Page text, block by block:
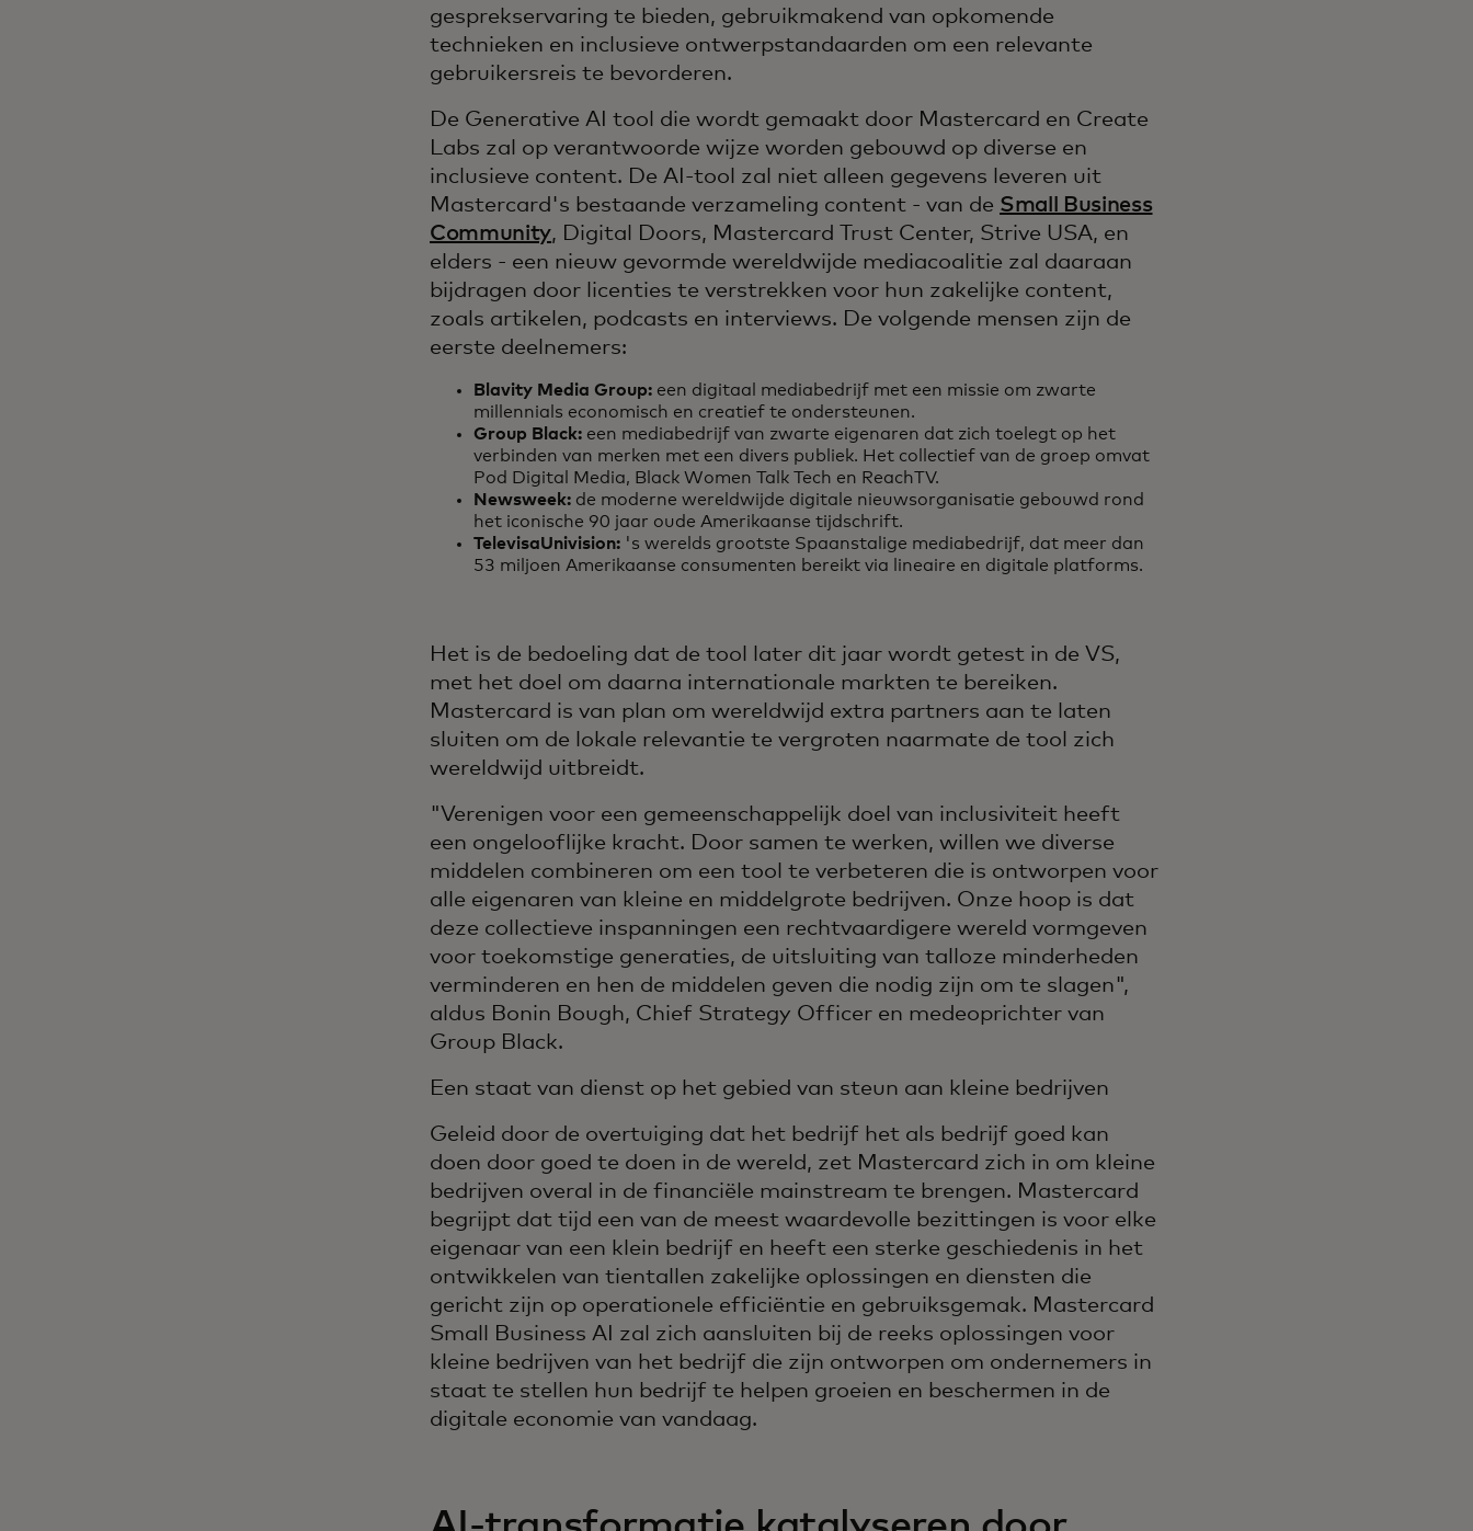
gesprekservaring te bieden, gebruikmakend van opkomende
technieken en inclusieve ontwerpstandaarden om een relevante
gebruikersreis te bevorderen.
De Generative AI tool die wordt gemaakt door Mastercard en Create
Labs zal op verantwoorde wijze worden gebouwd op diverse en
inclusieve content. De AI-tool zal niet alleen gegevens leveren uit
Mastercard's bestaande verzameling content - van de Small Business
Community, Digital Doors, Mastercard Trust Center, Strive USA, en
elders - een nieuw gevormde wereldwijde mediacoalitie zal daaraan
bijdragen door licenties te verstrekken voor hun zakelijke content,
zoals artikelen, podcasts en interviews. De volgende mensen zijn de
eerste deelnemers:
Blavity Media Group: een digitaal mediabedrijf met een missie om zwarte
millennials economisch en creatief te ondersteunen.
Group Black: een mediabedrijf van zwarte eigenaren dat zich toelegt op het
verbinden van merken met een divers publiek. Het collectief van de groep omvat
Pod Digital Media, Black Women Talk Tech en ReachTV.
Newsweek: de moderne wereldwijde digitale nieuwsorganisatie gebouwd rond
het iconische 90 jaar oude Amerikaanse tijdschrift.
TelevisaUnivision: 's werelds grootste Spaanstalige mediabedrijf, dat meer dan
53 miljoen Amerikaanse consumenten bereikt via lineaire en digitale platforms.
Het is de bedoeling dat de tool later dit jaar wordt getest in de VS,
met het doel om daarna internationale markten te bereiken.
Mastercard is van plan om wereldwijd extra partners aan te laten
sluiten om de lokale relevantie te vergroten naarmate de tool zich
wereldwijd uitbreidt.
"Verenigen voor een gemeenschappelijk doel van inclusiviteit heeft
een ongelooflijke kracht. Door samen te werken, willen we diverse
middelen combineren om een tool te verbeteren die is ontworpen voor
alle eigenaren van kleine en middelgrote bedrijven. Onze hoop is dat
deze collectieve inspanningen een rechtvaardigere wereld vormgeven
voor toekomstige generaties, de uitsluiting van talloze minderheden
verminderen en hen de middelen geven die nodig zijn om te slagen",
aldus Bonin Bough, Chief Strategy Officer en medeoprichter van
Group Black.
Een staat van dienst op het gebied van steun aan kleine bedrijven
Geleid door de overtuiging dat het bedrijf het als bedrijf goed kan
doen door goed te doen in de wereld, zet Mastercard zich in om kleine
bedrijven overal in de financiële mainstream te brengen. Mastercard
begrijpt dat tijd een van de meest waardevolle bezittingen is voor elke
eigenaar van een klein bedrijf en heeft een sterke geschiedenis in het
ontwikkelen van tientallen zakelijke oplossingen en diensten die
gericht zijn op operationele efficiëntie en gebruiksgemak. Mastercard
Small Business AI zal zich aansluiten bij de reeks oplossingen voor
kleine bedrijven van het bedrijf die zijn ontworpen om ondernemers in
staat te stellen hun bedrijf te helpen groeien en beschermen in de
digitale economie van vandaag.